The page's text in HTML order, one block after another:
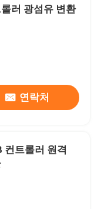
러 광섬유 변환
연락처
컨트롤러 원격